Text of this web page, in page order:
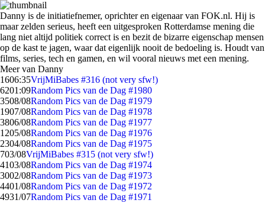
Danny is de initiatiefnemer, oprichter en eigenaar van FOK.nl. Hij is
maar zelden serieus, heeft een uitgesproken Rotterdamse mening die
lang niet altijd politiek correct is en bezit de bizarre eigenschap mensen
op de kast te jagen, waar dat eigenlijk nooit de bedoeling is. Houdt van
films, series, tech en gamen, en wil vooral nieuws met een mening.
Meer van Danny
1606:35VrijMiBabes #316 (not very sfw!)
6201:09Random Pics van de Dag #1980
3508/08Random Pics van de Dag #1979
1907/08Random Pics van de Dag #1978
3806/08Random Pics van de Dag #1977
1205/08Random Pics van de Dag #1976
2304/08Random Pics van de Dag #1975
703/08VrijMiBabes #315 (not very sfw!)
4103/08Random Pics van de Dag #1974
3002/08Random Pics van de Dag #1973
4401/08Random Pics van de Dag #1972
4931/07Random Pics van de Dag #1971